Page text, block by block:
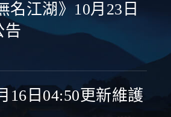
名江湖》10月23日
告
16日04:50更新維護